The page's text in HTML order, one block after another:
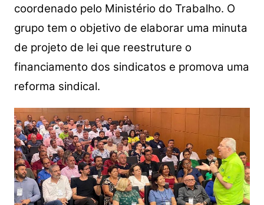
coordenado pelo Ministério do Trabalho. O
grupo tem o objetivo de elaborar uma minuta
de projeto de lei que reestruture o
financiamento dos sindicatos e promova uma
reforma sindical.